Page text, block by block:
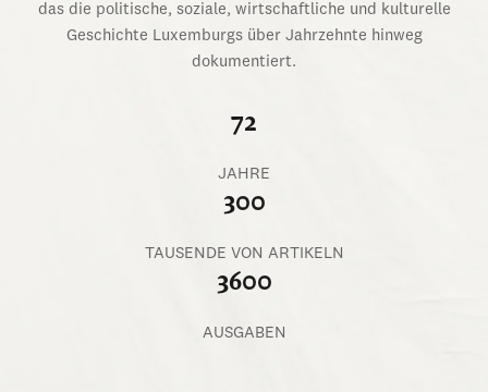
das die politische, soziale, wirtschaftliche und kulturelle
Geschichte Luxemburgs über Jahrzehnte hinweg
dokumentiert.
72
JAHRE
300
TAUSENDE VON ARTIKELN
3600
AUSGABEN